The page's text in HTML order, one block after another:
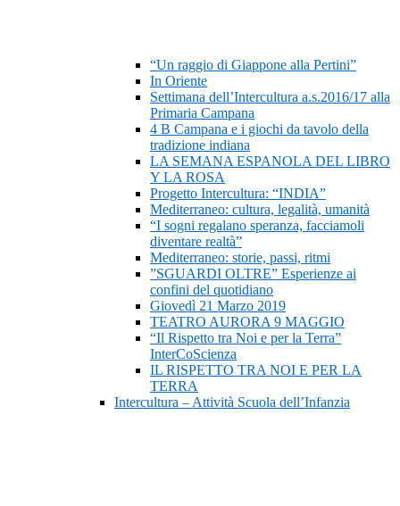
“Un raggio di Giappone alla Pertini”
In Oriente
Settimana dell’Intercultura a.s.2016/17 alla
Primaria Campana
4 B Campana e i giochi da tavolo della
tradizione indiana
LA SEMANA ESPANOLA DEL LIBRO
Y LA ROSA
Progetto Intercultura: “INDIA”
Mediterraneo: cultura, legalità, umanità
“I sogni regalano speranza, facciamoli
diventare realtà”
Mediterraneo: storie, passi, ritmi
”SGUARDI OLTRE” Esperienze ai
confini del quotidiano
Giovedì 21 Marzo 2019
TEATRO AURORA 9 MAGGIO
“Il Rispetto tra Noi e per la Terra”
InterCoScienza
IL RISPETTO TRA NOI E PER LA
TERRA
Intercultura – Attività Scuola dell’Infanzia